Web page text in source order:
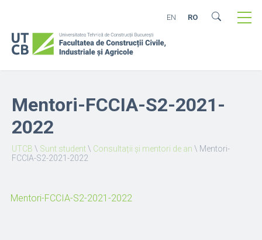
EN RO
Mentori-FCCIA-S2-2021-
2022
UTCB \ Sunt student\ Consultații și mentori de an \ Mentori-
FCCIA-S2-2021-2022
Mentori-FCCIA-S2-2021-2022